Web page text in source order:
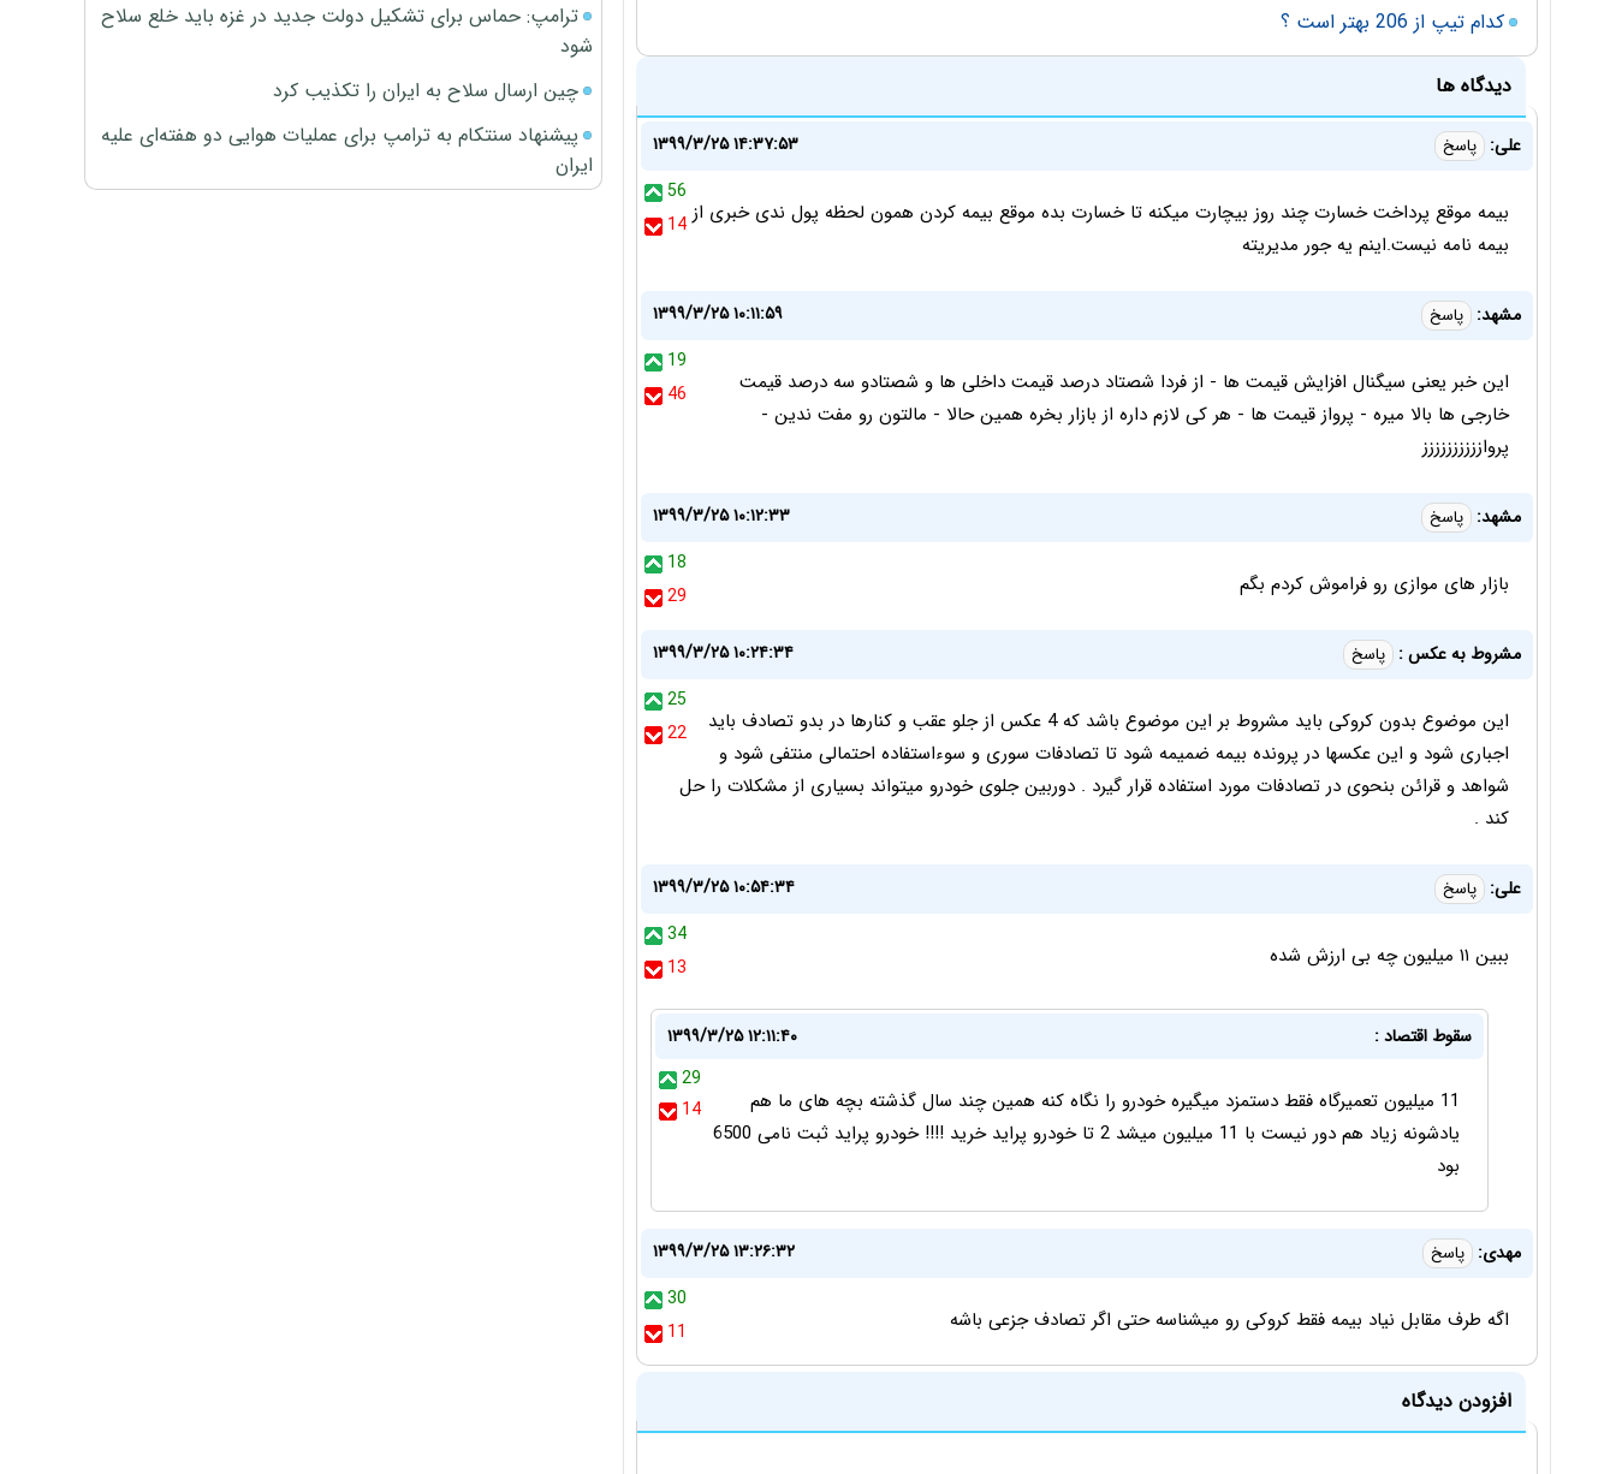
کدام تیپ از 206 بهتر است ؟
دیدگاه ها
علی: پاسخ
۱۳۹۹/۳/۲۵ ۱۴:۳۷:۵۳
56
14 بیمه موقع پرداخت خسارت چند روز بیچارت میکنه تا خسارت بده موقع بیمه کردن همون لحظه پول ندی خبری از
بیمه نامه نیست.اینم یه جور مدیریته
مشهد: پاسخ
۱۳۹۹/۳/۲۵ ۱۰:۱۱:۵۹
19
46
این خبر یعنی سیگنال افزایش قیمت ها - از فردا شصتاد درصد قیمت داخلی ها و شصتادو سه درصد قیمت
خارجی ها بالا میره - پرواز قیمت ها - هر کی لازم داره از بازار بخره همین حالا - مالتون رو مفت ندین -
پروازززززززززز
مشهد: پاسخ
۱۳۹۹/۳/۲۵ ۱۰:۱۲:۳۳
18
29
بازار های موازی رو فراموش کردم بگم
مشروط به عکس : پاسخ
۱۳۹۹/۳/۲۵ ۱۰:۲۴:۳۴
25
22
این موضوع بدون کروکی باید مشروط بر این موضوع باشد که 4 عکس از جلو عقب و کنارها در بدو تصادف باید
اجباری شود و این عکسها در پرونده بیمه ضمیمه شود تا تصادفات سوری و سوءاستفاده احتمالی منتفی شود و
شواهد و قرائن بنحوی در تصادفات مورد استفاده قرار گیرد . دوربین جلوی خودرو میتواند بسیاری از مشکلات را حل
کند .
علی: پاسخ
۱۳۹۹/۳/۲۵ ۱۰:۵۴:۳۴
34
13
ببین ۱۱ میلیون چه بی ارزش شده
سقوط اقتصاد :
۱۳۹۹/۳/۲۵ ۱۲:۱۱:۴۰
29
14
11 میلیون تعمیرگاه فقط دستمزد میگیره خودرو را نگاه کنه همین چند سال گذشته بچه های ما هم
یادشونه زیاد هم دور نیست با 11 میلیون میشد 2 تا خودرو پراید خرید !!!! خودرو پراید ثبت نامی 6500
بود
مهدی: پاسخ
۱۳۹۹/۳/۲۵ ۱۳:۲۶:۳۲
30
11
اگه طرف مقابل نیاد بیمه فقط کروکی رو میشناسه حتی اگر تصادف جزعی باشه
افزودن دیدگاه
ترامپ: حماس برای تشکیل دولت جدید در غزه باید خلع سلاح
شود
چین ارسال سلاح به ایران را تکذیب کرد
پیشنهاد سنتکام به ترامپ برای عملیات هوایی دو هفته‌ای علیه
ایران